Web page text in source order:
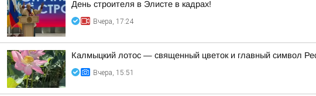
День строителя в Элисте в кадрах!
Вчера, 17:24
Калмыцкий лотос — священный цветок и главный символ
Вчера, 15:51